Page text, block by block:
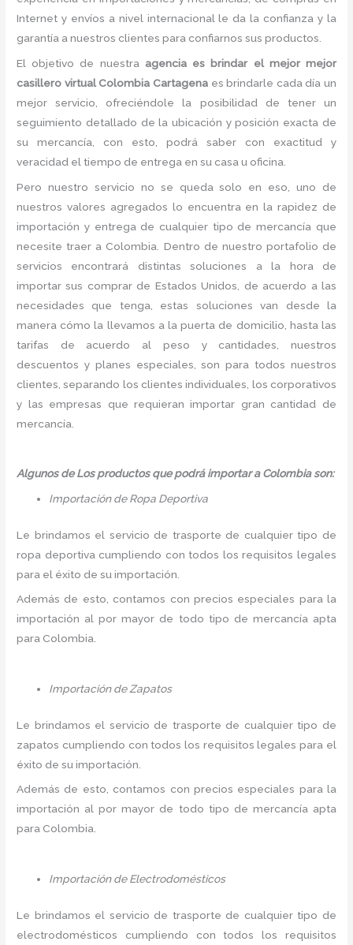
Internet y envíos a nivel internacional le da la confianza y la
garantía a nuestros clientes para confiarnos sus productos.
El objetivo de nuestra agencia es brindar el mejor mejor
casillero virtual Colombia Cartagenaes brindarle cada día un
mejor servicio, ofreciéndole la posibilidad de tener un
seguimiento detallado de la ubicación y posición exacta de
su mercancía, con esto, podrá saber con exactitud y
veracidad el tiempo de entrega en su casa u oficina.
Pero nuestro servicio no se queda solo en eso, uno de
nuestros valores agregados lo encuentra en la rapidez de
importación y entrega de cualquier tipo de mercancía que
necesite traer a Colombia. Dentro de nuestro portafolio de
servicios encontrará distintas soluciones a la hora de
importar sus comprar de Estados Unidos, de acuerdo a las
necesidades que tenga, estas soluciones van desde la
manera cómo la llevamos a la puerta de domicilio, hasta las
tarifas de acuerdo al peso y cantidades, nuestros
descuentos y planes especiales, son para todos nuestros
clientes, separando los clientes individuales, los corporativos
y las empresas que requieran importar gran cantidad de
mercancía.
Algunos de Los productos que podrá importar a Colombia son:
Importación de Ropa Deportiva
Le brindamos el servicio de trasporte de cualquier tipo de
ropa deportiva cumpliendo con todos los requisitos legales
para el éxito de su importación.
Además de esto, contamos con precios especiales para la
importación al por mayor de todo tipo de mercancía apta
para Colombia.
Importación de Zapatos
Le brindamos el servicio de trasporte de cualquier tipo de
zapatos cumpliendo con todos los requisitos legales para el
éxito de su importación.
Además de esto, contamos con precios especiales para la
importación al por mayor de todo tipo de mercancía apta
para Colombia.
Importación de Electrodomésticos
Le brindamos el servicio de trasporte de cualquier tipo de
electrodomésticos cumpliendo con todos los requisitos